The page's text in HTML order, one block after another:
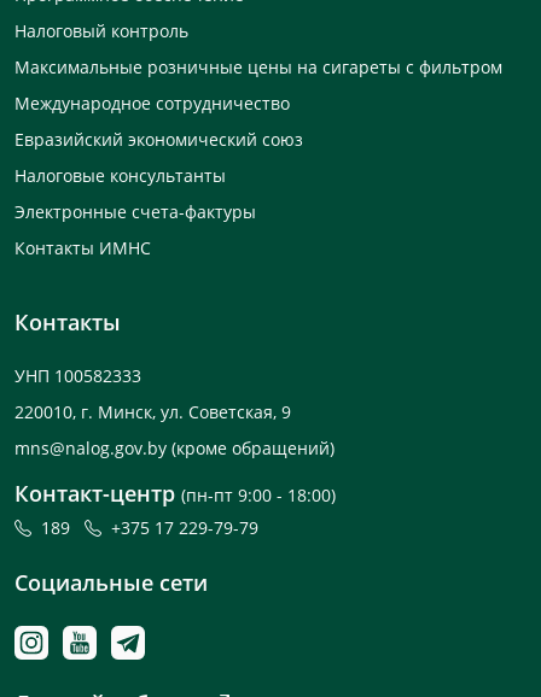
Налоговый контроль
Максимальные розничные цены на сигареты с фильтром
Международное сотрудничество
Евразийский экономический союз
Налоговые консультанты
Электронные счета-фактуры
Контакты ИМНС
Контакты
УНП 100582333
220010, г. Минск, ул. Советская, 9
mns@nalog.gov.by (кроме обращений)
Контакт-центр (пн-пт 9:00 - 18:00)
189
+375 17 229-79-79
Социальные сети